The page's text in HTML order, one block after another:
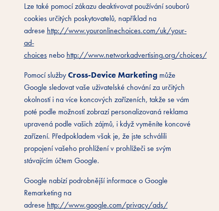
Lze také pomocí zákazu deaktivovat používání souborů
cookies určitých poskytovatelů, například na
adrese http://www.youronlinechoices.com/uk/your-
ad-
choicesnebo http://www.networkadvertising.org/choices/
Pomocí službyCross-Device Marketingmůže
Google sledovat vaše uživatelské chování za určitých
okolností i na více koncových zařízeních, takže se vám
poté podle možností zobrazí personalizovaná reklama
upravená podle vašich zájmů, i když vyměníte koncové
zařízení. Předpokladem však je, že jste schválili
propojení vašeho prohlížení v prohlížeči se svým
stávajícím účtem Google.
Google nabízí podrobnější informace o Google
Remarketing na
adrese http://www.google.com/privacy/ads/